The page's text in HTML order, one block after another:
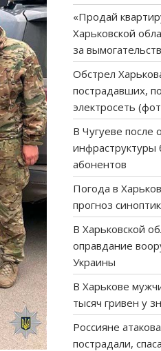
«Продай
Харьковской
за
Обстрел
пострадавших,
электросеть
В Чугуеве после
инфраструктуры
абонентов
Погода в
прогноз
В Харьковской
оправдание
Украины
В Харькове
тысяч гривен у
Россияне
пострадали,